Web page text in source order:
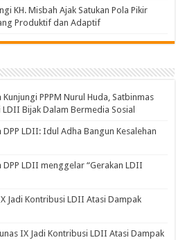
KH. Misbah Ajak Satukan Pola Pikir
Produktif dan Adaptif
Kunjungi PPPM Nurul Huda, Satbinmas
Bijak Dalam Bermedia Sosial
DPP LDII: Idul Adha Bangun Kesalehan
DPP LDII menggelar “Gerakan LDII
Jadi Kontribusi LDII Atasi Dampak
IX Jadi Kontribusi LDII Atasi Dampak